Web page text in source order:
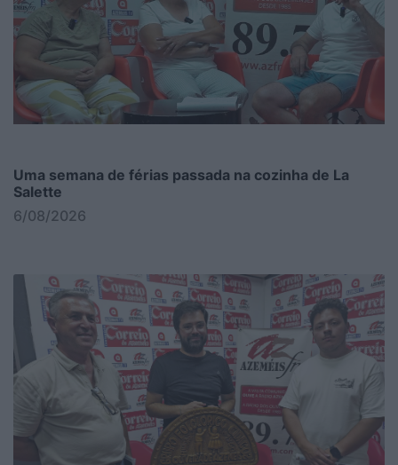
Uma semana de férias passada na cozinha de La
Salette
6/08/2026